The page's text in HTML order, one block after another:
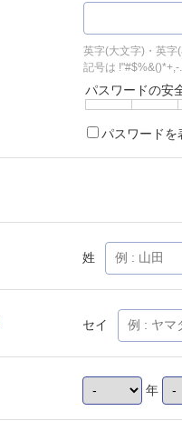
英字(大文字)・英字
記号は !"#$%&()*+,-
パスワードの安
パスワードを
姓
セイ
年